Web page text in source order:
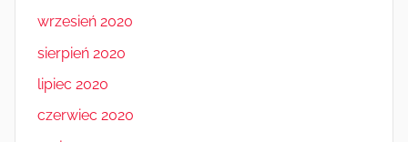
wrzesień 2020
sierpień 2020
lipiec 2020
czerwiec 2020